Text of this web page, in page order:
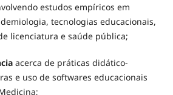
estudos empíricos em
tecnologias educacionais,
licenciatura e saúde pública;
acerca de práticas didático-
e uso de softwares educacionais